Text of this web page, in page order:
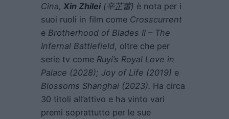
Cina, Xin Zhilei(辛芷蕾) è nota per i
suoi ruoli in film come Crosscurrent
e Brotherhood of Blades II – The
Infernal Battlefield, oltre che per
serie tv come Ruyi’s Royal Love in
Palace (2028); Joy of Life (2019) e
Blossoms Shanghai (2023). Ha circa
30 titoli all’attivo e ha vinto vari
premi soprattutto per le sue